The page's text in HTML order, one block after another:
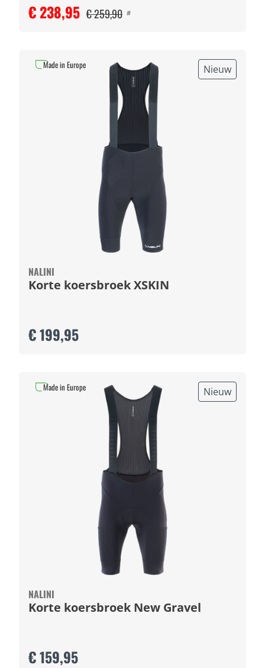
€ 238,95 € 259,90 #
Nieuw
NALINI
Korte koersbroek XSKIN
€ 199,95
Made in Europe
Nieuw
NALINI
Korte koersbroek New Gravel
€ 159,95
Made in Europe